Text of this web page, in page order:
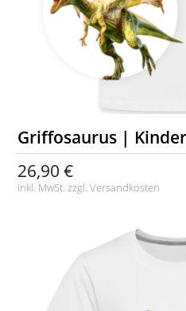
Griffosaurus |
26,90 €
inkl. MwSt. zzgl.Versandkosten